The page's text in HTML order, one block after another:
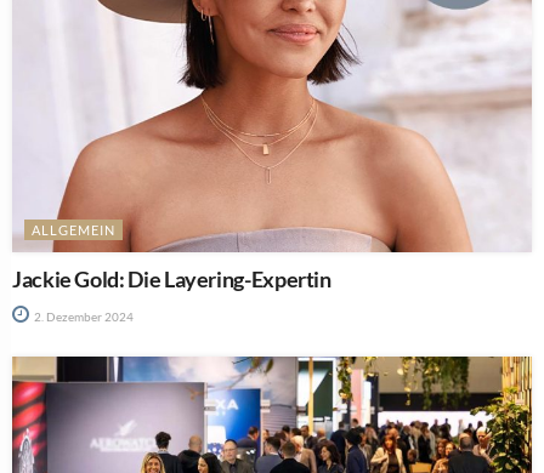
ALLGEMEIN
Jackie Gold: Die Layering-Expertin
2. Dezember 2024